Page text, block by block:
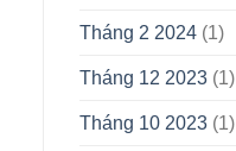
Tháng 2 2024(1)
Tháng 12 2023(1)
Tháng 10 2023(1)